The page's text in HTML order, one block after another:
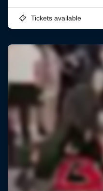
Tickets available